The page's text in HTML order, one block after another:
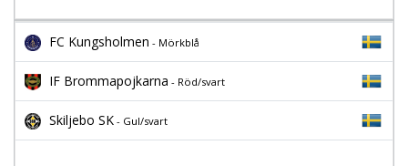
FC Kungsholmen - Mörkblå
IF Brommapojkarna - Röd/svart
Skiljebo SK - Gul/svart